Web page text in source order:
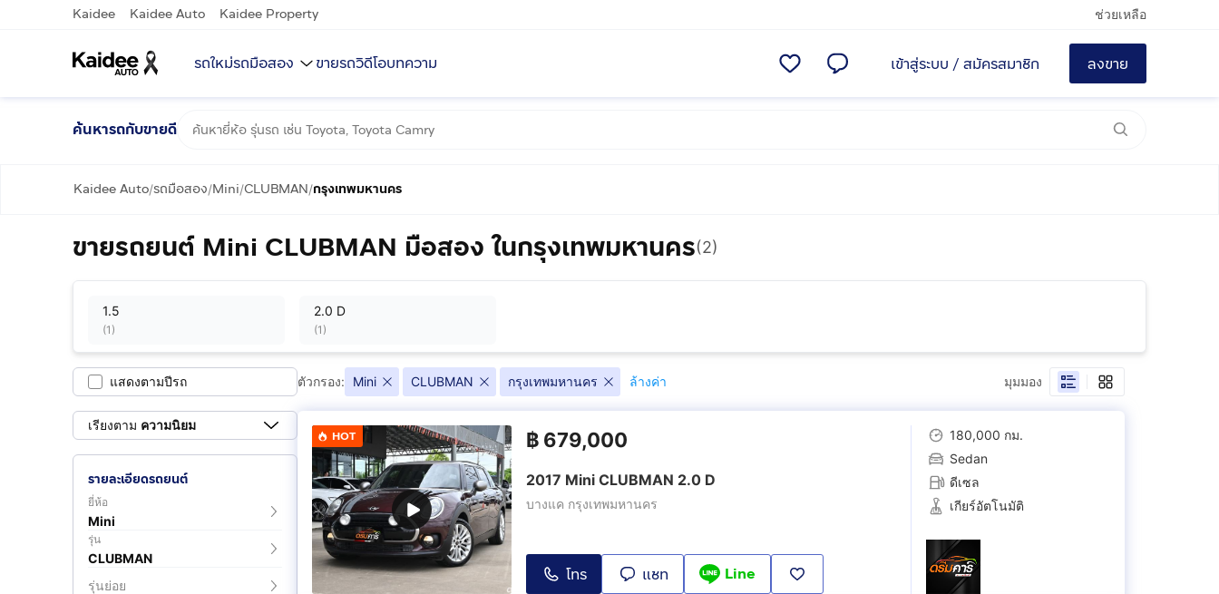
Kaidee Kaidee Auto Kaidee Property ช่วยเหลือ
รถใหม่รถมือสอง ขายรถวิดีโอบทความ เข้าสู่ระบบ / สมัครสมาชิก ลงขาย
ค้นหารถกับขายดี
Kaidee Auto/รถมือสอง/Mini/CLUBMAN/กรุงเทพมหานคร
ขายรถยนต์ Mini CLUBMAN มือสอง ในกรุงเทพมหานคร(2)
1.5
(1 )
2.0 D
(1 )
แสดงตามปีรถ
เรียงตาม ความนิยม
รายละเอียดรถยนต์
ยี่ห้อ
Mini
รุ่น
CLUBMAN
รุ่นย่อย
ตัวกรอง: Mini CLUBMAN กรุงเทพมหานคร ล้างค่า มุมมอง
HOT ฿ 679,000
2017 Mini CLUBMAN 2.0 D
บางแค กรุงเทพมหานคร
โทร แชท Line
180,000 กม.
Sedan
ดีเซล
เกียร์อัตโนมัติ